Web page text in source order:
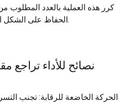
كرر هذه العملية بالعدد المطلوب
الحفاظ على الشكل المناسب طوال التمرين.
نصائح للأداء تراجع
الحركة الخاضعة للرقابة: تجنب